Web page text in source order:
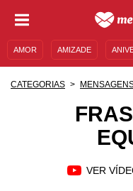
AMOR AMIZADE
MENSAGENS E FRASES
CATEGORIAS
VER